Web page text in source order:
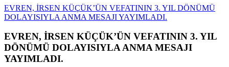
EVREN, İRSEN KÜÇÜK’ÜN VEFATININ 3. YIL DÖNÜMÜ
DOLAYISIYLA ANMA MESAJI YAYIMLADI.
EVREN, İRSEN KÜÇÜK’ÜN VEFATININ 3. YIL
DÖNÜMÜ DOLAYISIYLA ANMA MESAJI
YAYIMLADI.